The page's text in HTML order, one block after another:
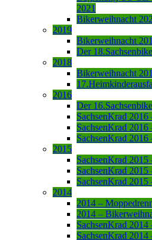
2021
Bikerweihnacht
2019
Bikerweihnacht
Der
2018
Bikerweihnacht
2016
Der
SachsenKrad 2016
SachsenKrad 2016
SachsenKrad 2016
2015
SachsenKrad 2015
SachsenKrad 2015
SachsenKrad 2015
2014
2014 –
2014 –
SachsenKrad 2014
SachsenKrad 2014